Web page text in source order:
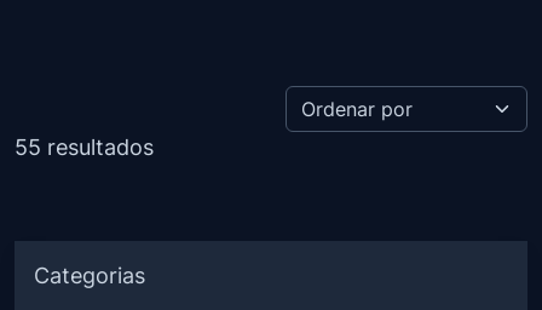
55 resultados
Categorias